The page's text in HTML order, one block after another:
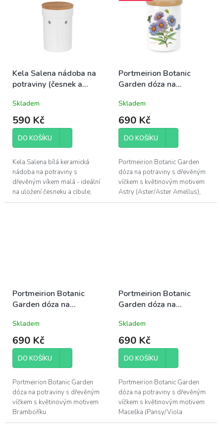
Kela Salena nádoba na
potraviny (česnek a
víkem 17x12cm malá
Skladem
590 Kč
DO KOŠÍKU
Kela Salena bílá keramická
nádoba na potraviny s
dřevěným víkem malá - ideální
na uložení česneku a cibule,
velikost 17x12cm
Portmeirion Botanic
Garden dóza na
víčkem malá 10cm Astra
Skladem
690 Kč
DO KOŠÍKU
Portmeirion Botanic Garden
dóza na potraviny s dřevěným
víčkem s květinovým motivem
Astry (Aster/Aster Amellus),
obsah 390ml, výška 10cm,
Portmeirion Botanic
Garden dóza na
víčkem malá 10cm
Brambořík
Skladem
690 Kč
DO KOŠÍKU
Portmeirion Botanic Garden
dóza na potraviny s dřevěným
víčkem s květinovým motivem
Bramboříku
(Cyclamen/Cyclamen
Portmeirion Botanic
Garden dóza na
víčkem malá 10cm
Maceška
Skladem
690 Kč
DO KOŠÍKU
Portmeirion Botanic Garden
dóza na potraviny s dřevěným
víčkem s květinovým motivem
Maceška (Pansy/Viola
Hybridia), obsah 390ml, výška